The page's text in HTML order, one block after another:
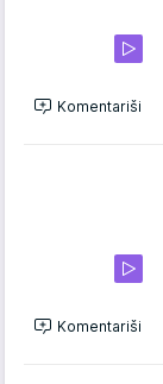
Komentariši
Komentariši